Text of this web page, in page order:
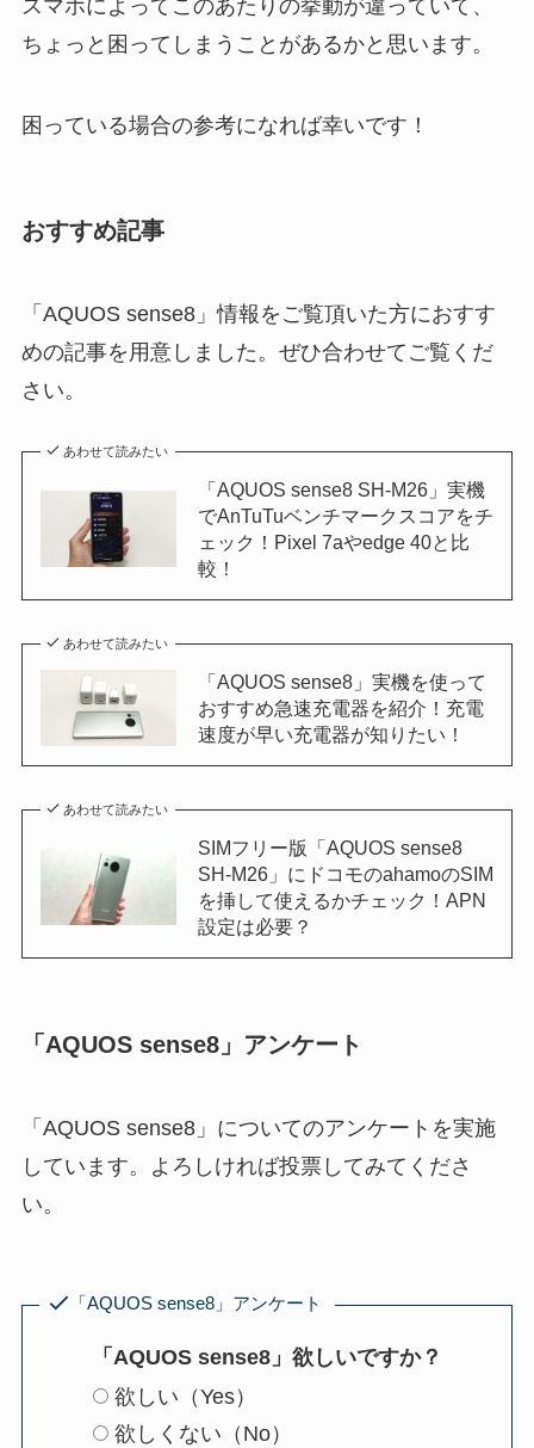
スマホによってこのあたりの挙動が違っていて、
ちょっと困ってしまうことがあるかと思います。
困っている場合の参考になれば幸いです！
おすすめ記事
「AQUOS sense8」情報をご覧頂いた方におすす
めの記事を用意しました。ぜひ合わせてご覧くだ
さい。
あわせて読みたい
「AQUOS sense8 SH-M26」実機
でAnTuTuベンチマークスコアをチ
ェック！Pixel 7aやedge 40と比
較！
あわせて読みたい
「AQUOS sense8」実機を使って
おすすめ急速充電器を紹介！充電
速度が早い充電器が知りたい！
あわせて読みたい
SIMフリー版「AQUOS sense8
SH-M26」にドコモのahamoのSIM
を挿して使えるかチェック！APN
設定は必要？
「AQUOS sense8」アンケート
「AQUOS sense8」についてのアンケートを実施
しています。よろしければ投票してみてくださ
い。
「AQUOS sense8」アンケート
「AQUOS sense8」欲しいですか？
欲しい（Yes）
欲しくない（No）